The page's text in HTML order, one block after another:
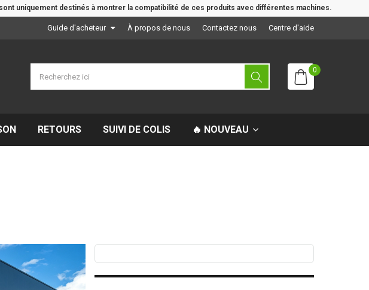
uniquement destinés à montrer la compatibilité de ces produits avec différentes machines.
Guide d'acheteur À propos de nous Contactez nous Centre d'aide
0
RETOURS SUIVI DE COLIS 🔥 NOUVEAU